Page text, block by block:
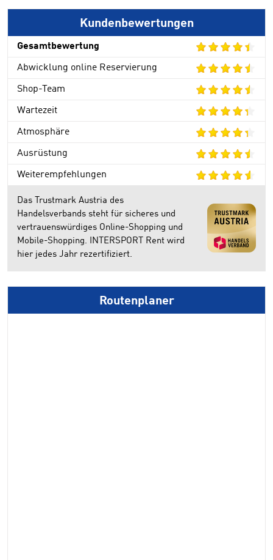
Kundenbewertungen
Gesamtbewertung
Abwicklung online Reservierung
Shop-Team
Wartezeit
Atmosphäre
Ausrüstung
Weiterempfehlungen
Das Trustmark Austria des
Handelsverbands steht für sicheres und
vertrauenswürdiges Online-Shopping und
Mobile-Shopping. INTERSPORT Rent wird
hier jedes Jahr rezertifiziert.
Routenplaner